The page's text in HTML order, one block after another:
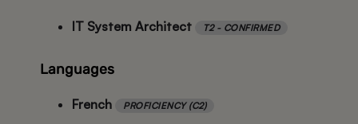
IT System Architect T2 - CONFIRMED
Languages
French PROFICIENCY (C2)